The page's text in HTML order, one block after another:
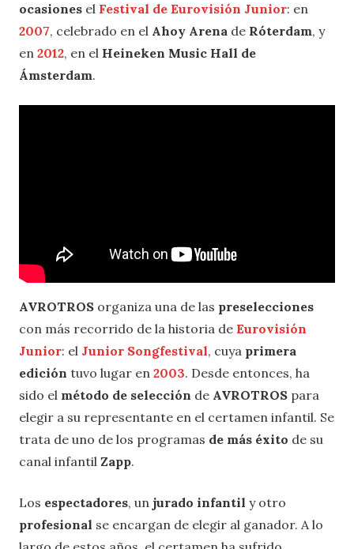
ocasiones el Festival de Eurovisión Junior: en
2007, celebrado en el Ahoy Arena de Róterdam, y
en 2012, en el Heineken Music Hall de
Ámsterdam.
AVROTROS organiza una de las preselecciones
con más recorrido de la historia de Eurovisión
Junior: el Junior Songfestival, cuya primera
edición tuvo lugar en 2003. Desde entonces, ha
sido el método de selección de AVROTROS para
elegir a su representante en el certamen infantil. Se
trata de uno de los programas de más éxito de su
canal infantil Zapp.
Los espectadores, un jurado infantil y otro
profesional se encargan de elegir al ganador. A lo